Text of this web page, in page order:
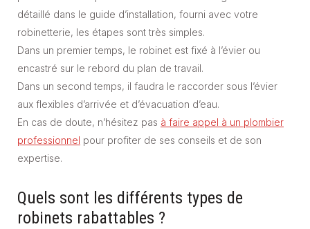
détaillé dans le guide d’installation, fourni avec votre
robinetterie, les étapes sont très simples.
Dans un premier temps, le robinet est fixé à l’évier ou
encastré sur le rebord du plan de travail.
Dans un second temps, il faudra le raccorder sous l’évier
aux flexibles d’arrivée et d’évacuation d’eau.
En cas de doute, n’hésitez pas à faire appel à un plombier
professionnel pour profiter de ses conseils et de son
expertise.
Quels sont les différents types de
robinets rabattables ?